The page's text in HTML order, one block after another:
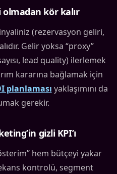
olmadan kör kalır
(rezervasyon geliri,
Gelir yoksa “proxy”
lead quality) ilerlemek
kararına bağlamak için
planlaması yaklaşımını da
gerekir.
gizli KPI’ı
hem bütçeyi yakar
kontrolü, segment